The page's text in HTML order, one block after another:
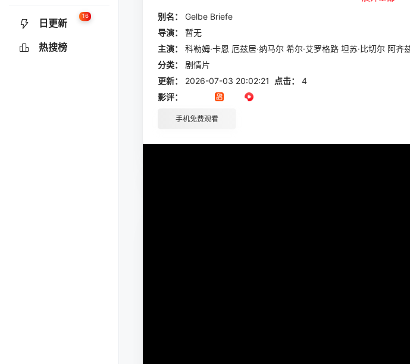
日更新
16
热搜榜
式。
别名：
Gelbe Briefe
导演：
暂无
主演：
科勒姆·卡恩 厄兹居·纳马尔 希尔·艾罗格路 坦苏·比切尔 阿齐
分类：
剧情片
更新：
2026-07-03 20:02:21 点击：
4
影评：
手机免费观看